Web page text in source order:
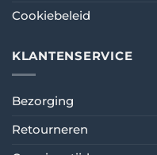
Cookiebeleid
KLANTENSERVICE
Bezorging
Retourneren